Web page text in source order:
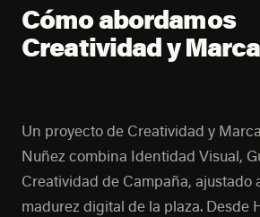
Cómo abordamos
Creatividad y Marca
Un proyecto de Creatividad y
Nuñez combina Identidad Visual,
Creatividad de Campaña, ajustado
madurez digital de la plaza. Desde